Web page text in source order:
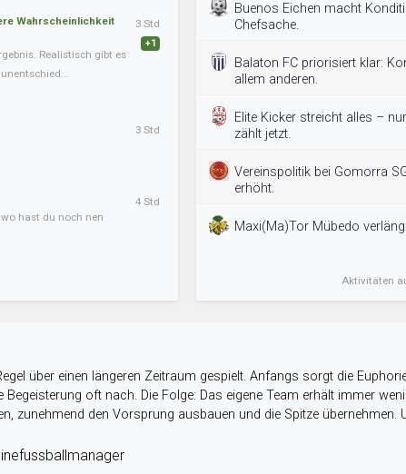
Wahrscheinlichkeit
Realistisch gibt es
3 Std
+1
3 Std
hast du noch nen
4 Std
Buenos Eichen macht
Chefsache.
Balaton FC priorisiert klar:
allem anderen.
Elite Kicker streicht alles –
zählt jetzt.
Vereinspolitik bei Gomorra
erhöht.
Maxi(Ma)Tor Mübedo
Aktivitäten
über einen längeren Zeitraum gespielt. Anfangs sorgt die
oft nach. Die Folge: Das eigene Team erhält immer
zunehmend den Vorsprung ausbauen und die Spitze übernehmen.